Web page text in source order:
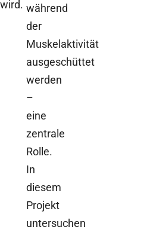
wird.während
der
Muskelaktivität
ausgeschüttet
werden
–
eine
zentrale
Rolle.
In
diesem
Projekt
untersuchen